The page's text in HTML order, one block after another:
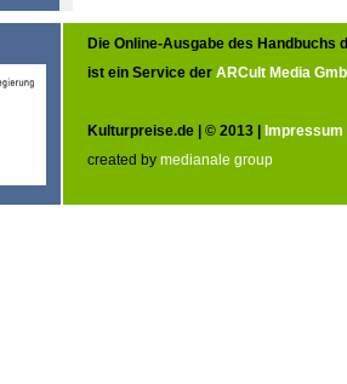
Die Online-Ausgabe des Handbuchs
ist ein Service der ARCult Media
Kulturpreise.de | © 2013 | Impressum
created by medianale group